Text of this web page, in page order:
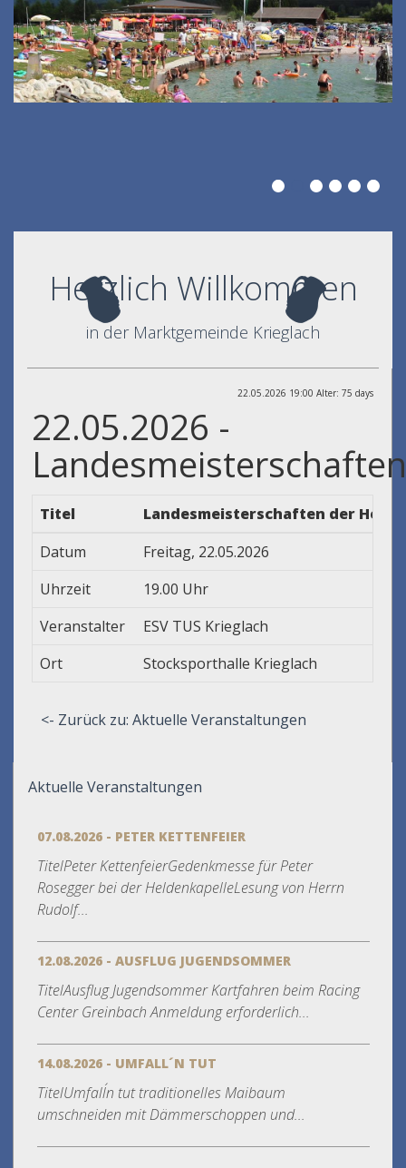
Herzlich Willkommen
in der Marktgemeinde Krieglach
22.05.2026 19:00 Alter: 75 days
22.05.2026 -
Landesmeisterschaften
Titel
Landesmeisterschaften der
Datum
Freitag, 22.05.2026
Uhrzeit
19.00 Uhr
Veranstalter
ESV TUS Krieglach
Ort
Stocksporthalle Krieglach
<- Zurück zu: Aktuelle Veranstaltungen
Aktuelle Veranstaltungen
07.08.2026 - PETER KETTENFEIER
TitelPeter KettenfeierGedenkmesse für Peter
Rosegger bei der HeldenkapelleLesung von Herrn
Rudolf...
12.08.2026 - AUSFLUG JUGENDSOMMER
TitelAusflug Jugendsommer Kartfahren beim Racing
Center Greinbach Anmeldung erforderlich...
14.08.2026 - UMFALL´N TUT
TitelUmfall´n tut traditionelles Maibaum
umschneiden mit Dämmerschoppen und...